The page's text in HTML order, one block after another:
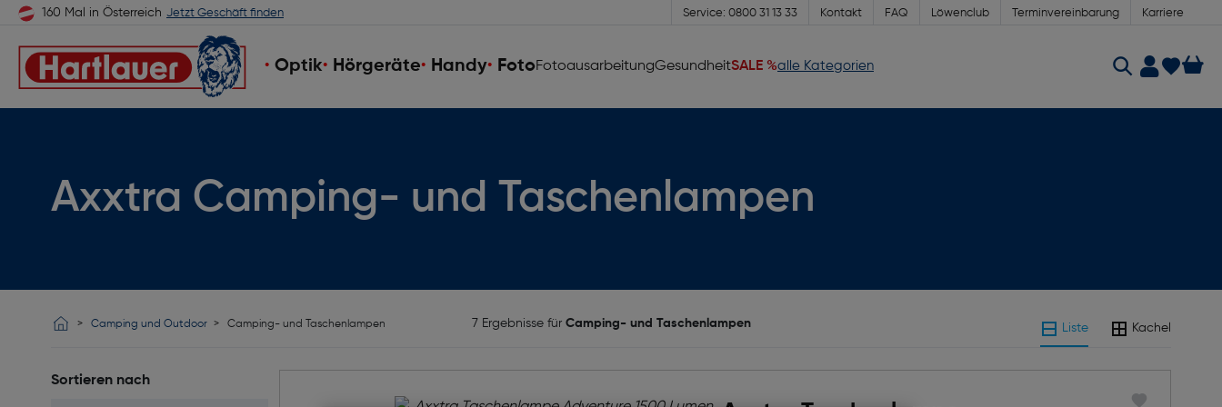
160 Mal in Österreich Jetzt Geschäft finden Service: 0800 31 13 33 Kontakt FAQ Löwenclub Terminvereinbarung Karriere
Optik Hörgeräte Handy FotoFotoausarbeitungGesundheitSALE %alle Kategorien
Axxtra Camping- und Taschenlampen
Camping und Outdoor Camping- und Taschenlampen 7 Ergebnisse für Camping- und Taschenlampen Liste Kachel
Sortieren nach